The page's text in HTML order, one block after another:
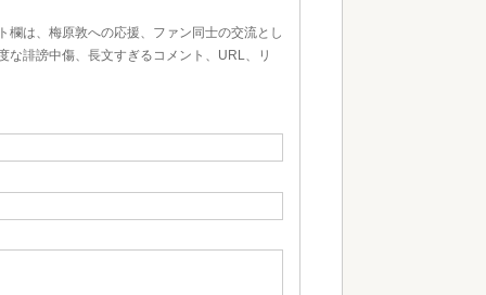
は、梅原敦への応援、ファン同士の交流とし
な誹謗中傷、長文すぎるコメント、URL、リ